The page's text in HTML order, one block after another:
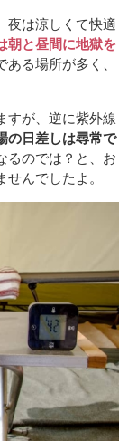
夜は涼しくて快適
朝と昼間に地獄を
る場所が多く、
すが、逆に紫外線
の日差しは尋常で
るのでは？と、お
んでしたよ。